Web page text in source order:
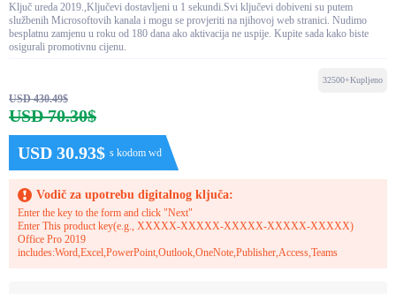
Ključ ureda 2019.,Ključevi dostavljeni u 1 sekundi.Svi ključevi dobiveni su putem
službenih Microsoftovih kanala i mogu se provjeriti na njihovoj web stranici. Nudimo
besplatnu zamjenu u roku od 180 dana ako aktivacija ne uspije. Kupite sada kako biste
osigurali promotivnu cijenu.
USD 430.49$
USD 70.30$
USD 30.93$ s kodom wd
32500+Kupljeno
Vodič za upotrebu digitalnog ključa:
Enter the key to the form and click "Next"
Enter This product key(e.g., XXXXX-XXXXX-XXXXX-XXXXX-XXXXX)
Office Pro 2019
includes:Word,Excel,PowerPoint,Outlook,OneNote,Publisher,Access,Teams